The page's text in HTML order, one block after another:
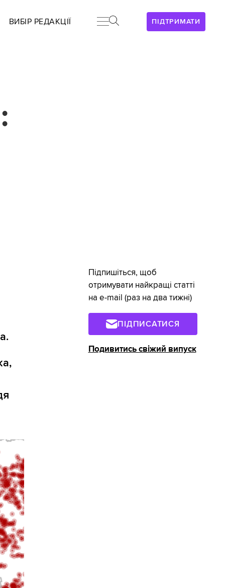
ПІДТРИМАТИ
ВИБІР РЕДАКЦІЇ
Підпишіться, щоб
отримувати найкращі статті
на e-mail (раз на два тижні)
ПІДПИСАТИСЯ
Подивитись свіжий випуск